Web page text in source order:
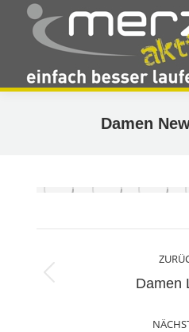
Damen
Navigation
Damen